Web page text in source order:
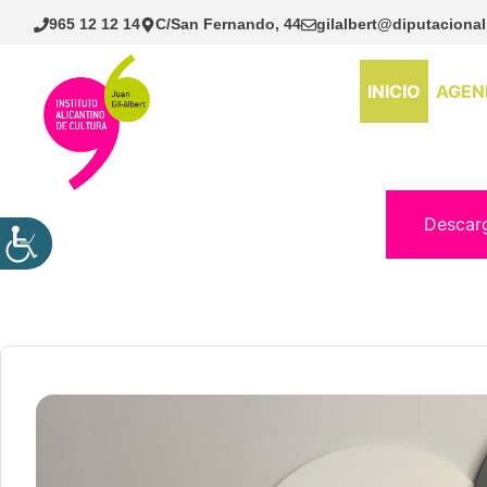
Saltar
965 12 12 14 C/San Fernando, 44
INICIO